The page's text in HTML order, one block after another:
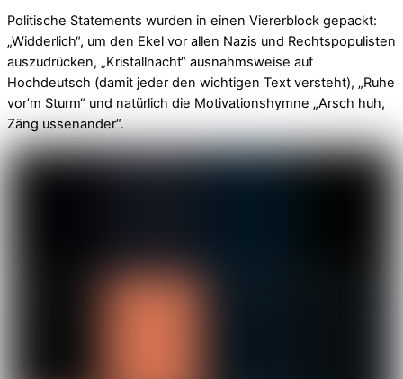
Politische Statements wurden in einen Viererblock gepackt:
„Widderlich“, um den Ekel vor allen Nazis und Rechtspopulisten
auszudrücken, „Kristallnacht“ ausnahmsweise auf
Hochdeutsch (damit jeder den wichtigen Text versteht), „Ruhe
vor’m Sturm“ und natürlich die Motivationshymne „Arsch huh,
Zäng ussenander“.